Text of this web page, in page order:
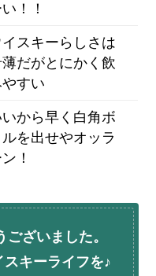
！！
イスキーらしさは
だがとにかく飲
すい
いから早く白角ボ
ルを出せやオッラ
！
ざいました。
キーライフを♪